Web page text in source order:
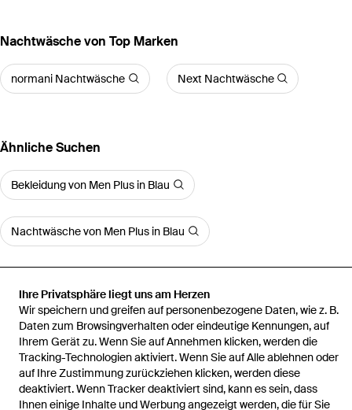
Ihre Privatsphäre liegt uns am Herzen
Wir speichern und greifen auf personenbezogene Daten, wie z. B.
Daten zum Browsingverhalten oder eindeutige Kennungen, auf
Ihrem Gerät zu. Wenn Sie auf Annehmen klicken, werden die
Tracking-Technologien aktiviert. Wenn Sie auf Alle ablehnen oder
auf Ihre Zustimmung zurückziehen klicken, werden diese
deaktiviert. Wenn Tracker deaktiviert sind, kann es sein, dass
Ihnen einige Inhalte und Werbung angezeigt werden, die für Sie
Nachtwäsche von Top Marken
normani Nachtwäsche Next Nachtwäsche
Ähnliche Suchen
Bekleidung von Men Plus in Blau
Nachtwäsche von Men Plus in Blau
Startseite Herren Nachtwäsche Pyjama Kurz